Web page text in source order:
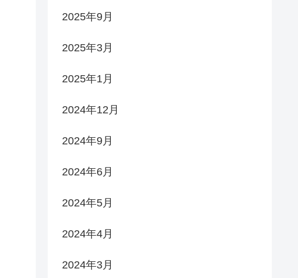
2025年9月
2025年3月
2025年1月
2024年12月
2024年9月
2024年6月
2024年5月
2024年4月
2024年3月